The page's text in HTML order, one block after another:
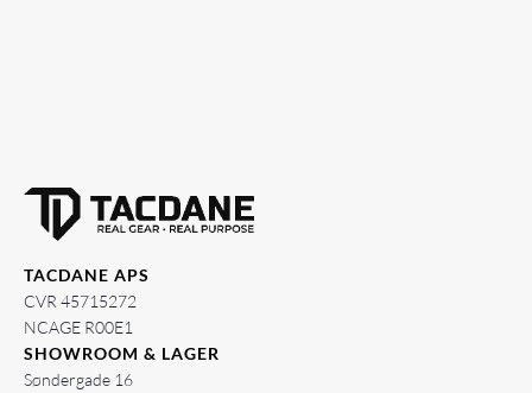
TACDANE APS
CVR 45715272
NCAGE R00E1
SHOWROOM & LAGER
Søndergade 16